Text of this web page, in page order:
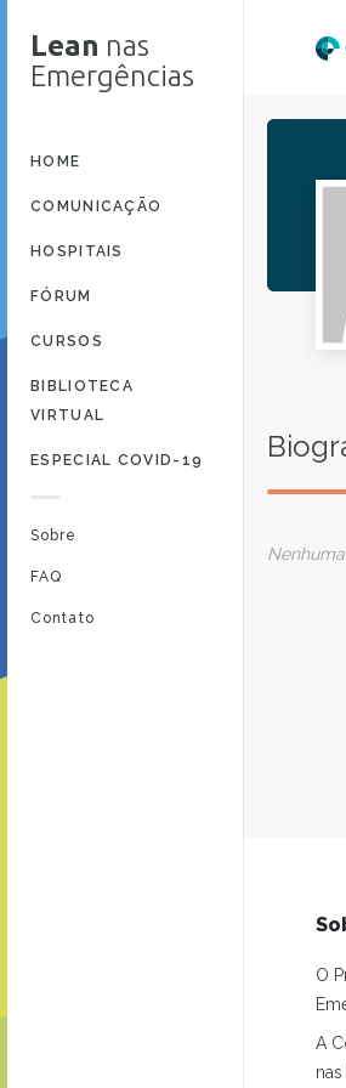
Lean nas
Emergências
HOME
COMUNICAÇÃO
HOSPITAIS
FÓRUM
CURSOS
BIBLIOTECA
VIRTUAL
ESPECIAL COVID-19
Sobre
FAQ
Contato
O
A